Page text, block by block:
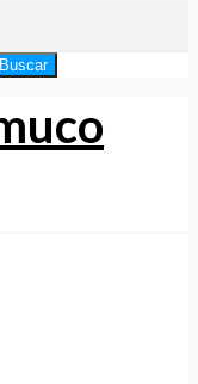
Buscar